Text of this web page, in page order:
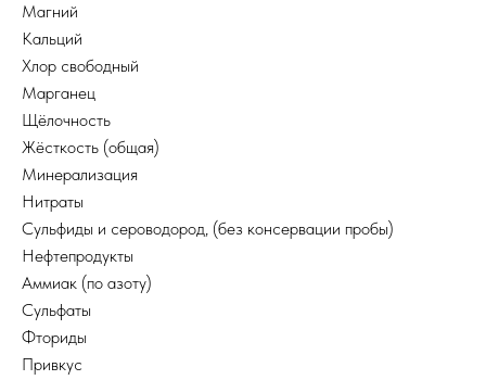
Магний
Кальций
Хлор свободный
Марганец
Щёлочность
Жёсткость (общая)
Минерализация
Нитраты
Сульфиды и сероводород, (без консервации пробы)
Нефтепродукты
Аммиак (по азоту)
Сульфаты
Фториды
Привкус